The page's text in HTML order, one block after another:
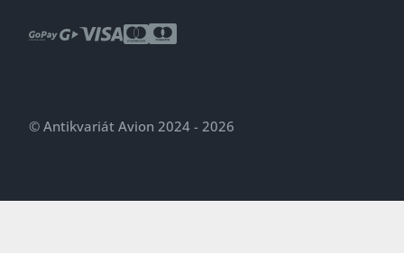
© Antikvariát Avion 2024 - 2026